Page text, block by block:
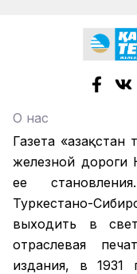
О нас
Газета
железной дороги
ее
Туркестано-
выходить в
отраслевая
издания, в 1931